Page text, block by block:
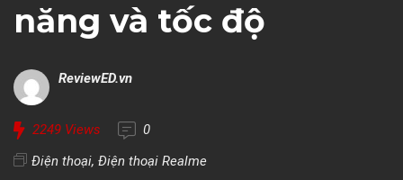
năng và tốc độ
ReviewED.vn
2249 Views
0
Điện thoại, Điện thoại Realme